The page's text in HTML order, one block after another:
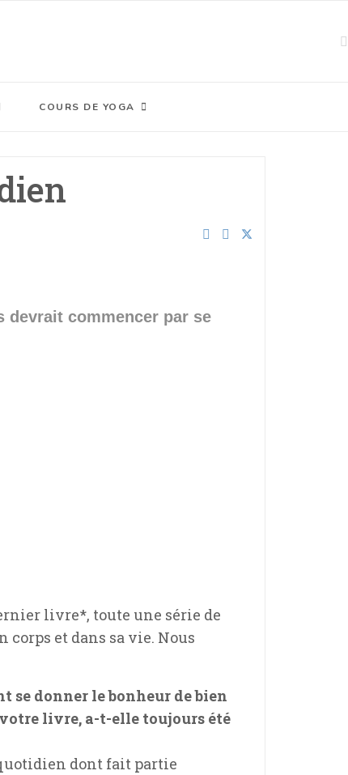
COURS DE YOGA
devrait commencer par se
livre*, toute une série de
et dans sa vie. Nous
se donner le bonheur de bien
livre, a-t-elle toujours été
dont fait partie